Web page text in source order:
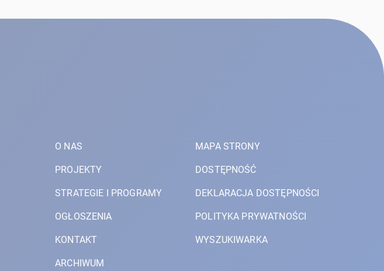
O NAS
PROJEKTY
STRATEGIE I PROGRAMY
OGŁOSZENIA
KONTAKT
ARCHIWUM
MAPA STRONY
DOSTĘPNOŚĆ
DEKLARACJA DOSTĘPNOŚCI
POLITYKA PRYWATNOŚCI
WYSZUKIWARKA